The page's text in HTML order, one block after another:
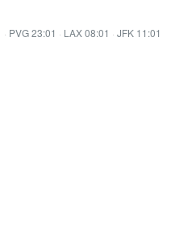
· PVG 23:01 · LAX 08:01 · JFK 11:01